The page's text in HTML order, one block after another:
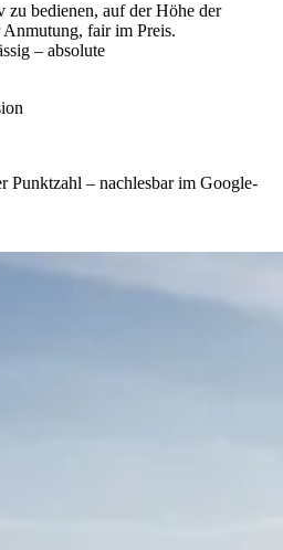
bedienen, auf der Höhe der
fair im Preis.
– absolute
Punktzahl – nachlesbar im Google-